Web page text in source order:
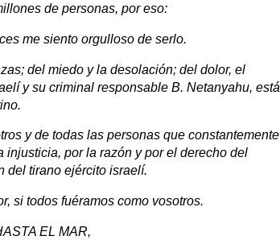
de personas, por eso:
me siento orgulloso de serlo.
del miedo y la desolación; del dolor, el
y su criminal responsable B. Netanyahu, está
y de todas las personas que constantemente
injusticia, por la razón y por el derecho del
del tirano ejército israelí.
si todos fuéramos como vosotros.
EL MAR,